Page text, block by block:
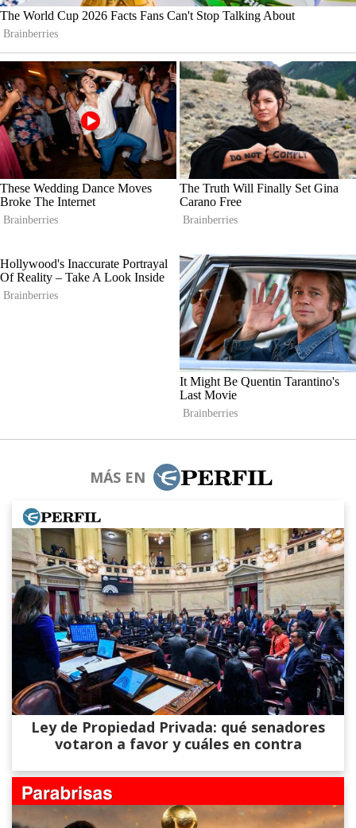
MÁS EN
Ley de Propiedad Privada: qué senadores
votaron a favor y cuáles en contra